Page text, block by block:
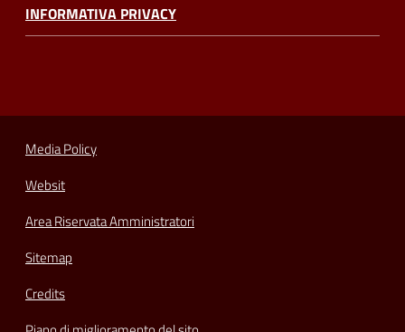
INFORMATIVA PRIVACY
Media Policy
Websit
Area Riservata Amministratori
Sitemap
Credits